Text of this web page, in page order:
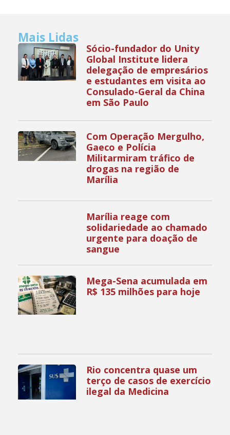
Mais Lidas
Sócio-fundador do Unity
Global Institute lidera
delegação de empresários
e estudantes em visita ao
Consulado-Geral da China
em São Paulo
Com Operação Mergulho,
Gaeco e Polícia
Militarmiram tráfico de
drogas na região de
Marília
Marília reage com
solidariedade ao chamado
urgente para doação de
sangue
Mega-Sena acumulada em
R$ 135 milhões para hoje
Rio concentra quase um
terço de casos de exercício
ilegal da Medicina